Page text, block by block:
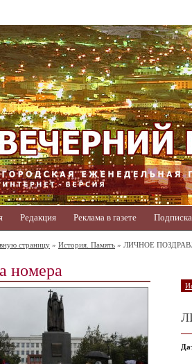
Редакция Реклама в газете Подписка
страницу » История. Память » ЛИЧНОЕ
номера